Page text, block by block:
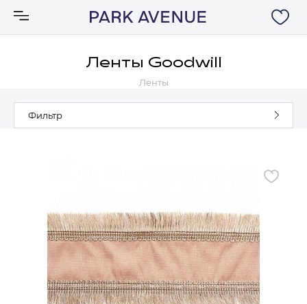
Ковры
Акции
Бренды
Ленты Goodwill
Ленты
Фильтр